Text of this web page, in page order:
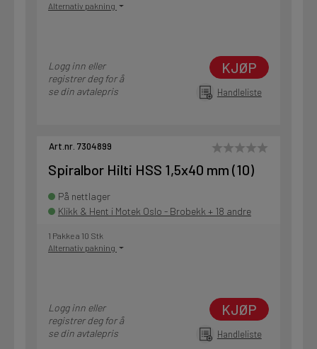
Alternativ pakning
Logg inn eller
registrer deg for å
se din avtalepris
KJØP
Handleliste
Art.nr. 7304899
Spiralbor Hilti HSS 1,5x40 mm (10)
På nettlager
Klikk & Hent i Motek Oslo - Brobekk + 18 andre
1 Pakke a 10 Stk
Alternativ pakning
Logg inn eller
registrer deg for å
se din avtalepris
KJØP
Handleliste